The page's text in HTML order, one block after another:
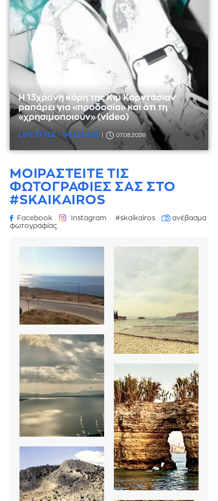
Η 13χρονη κόρη της Κιμ Καρντάσιαν
ραπάρει για «προδοσία» και ότι τη
«χρησιμοποιούν» (video)
LIFE STYLE - WELLNESS 07.08.2026
ΜΟΙΡΑΣΤΕΙΤΕ ΤΙΣ
ΦΩΤΟΓΡΑΦΙΕΣ ΣΑΣ ΣΤΟ
#SKAIKAIROS
Facebook Instagram #skaikairos
ανέβασμα
φωτογραφίας